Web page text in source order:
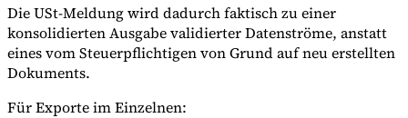
Die USt-Meldung wird dadurch faktisch zu einer
konsolidierten Ausgabe validierter Datenströme, anstatt
eines vom Steuerpflichtigen von Grund auf neu erstellten
Dokuments.
Für Exporte im Einzelnen: